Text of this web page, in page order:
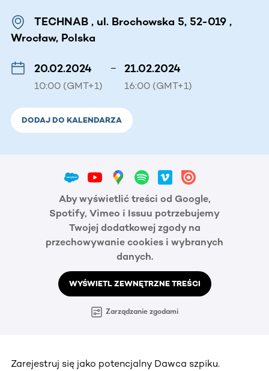
TECHNAB , ul. Brochowska 5, 52-019 ,
Wrocław, Polska
20.02.2024
10:00 (GMT+1)
– 21.02.2024
16:00 (GMT+1)
DODAJ DO KALENDARZA
Aby wyświetlić treści od Google,
Spotify, Vimeo i Issuu potrzebujemy
Twojej dodatkowej zgody na
przechowywanie cookies i wybranych
danych.
WYŚWIETL ZEWNĘTRZNE TREŚCI
Zarządzanie zgodami
Zarejestruj się jako potencjalny Dawca szpiku.